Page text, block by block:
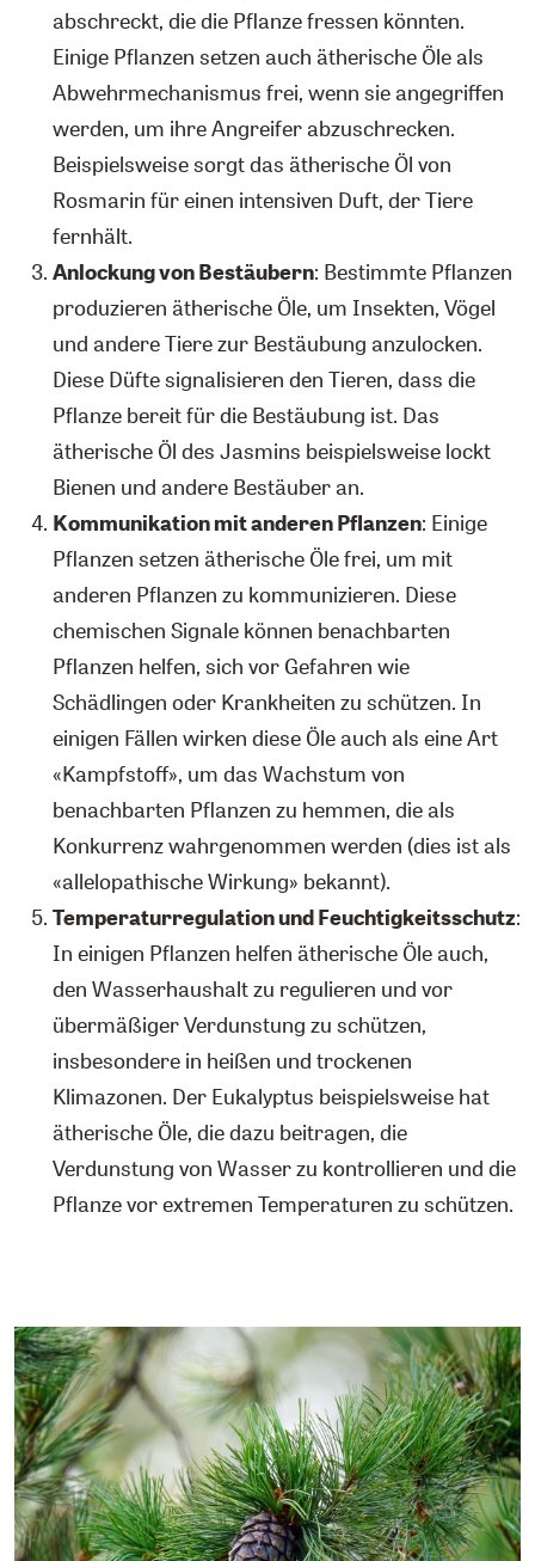
abschreckt, die die Pflanze fressen könnten.
Einige Pflanzen setzen auch ätherische Öle als
Abwehrmechanismus frei, wenn sie angegriffen
werden, um ihre Angreifer abzuschrecken.
Beispielsweise sorgt das ätherische Öl von
Rosmarin für einen intensiven Duft, der Tiere
fernhält.
Anlockung von Bestäubern: Bestimmte Pflanzen
produzieren ätherische Öle, um Insekten, Vögel
und andere Tiere zur Bestäubung anzulocken.
Diese Düfte signalisieren den Tieren, dass die
Pflanze bereit für die Bestäubung ist. Das
ätherische Öl des Jasmins beispielsweise lockt
Bienen und andere Bestäuber an.
Kommunikation mit anderen Pflanzen: Einige
Pflanzen setzen ätherische Öle frei, um mit
anderen Pflanzen zu kommunizieren. Diese
chemischen Signale können benachbarten
Pflanzen helfen, sich vor Gefahren wie
Schädlingen oder Krankheiten zu schützen. In
einigen Fällen wirken diese Öle auch als eine Art
«Kampfstoff», um das Wachstum von
benachbarten Pflanzen zu hemmen, die als
Konkurrenz wahrgenommen werden (dies ist als
«allelopathische Wirkung» bekannt).
Temperaturregulation und Feuchtigkeitsschutz:
In einigen Pflanzen helfen ätherische Öle auch,
den Wasserhaushalt zu regulieren und vor
übermäßiger Verdunstung zu schützen,
insbesondere in heißen und trockenen
Klimazonen. Der Eukalyptus beispielsweise hat
ätherische Öle, die dazu beitragen, die
Verdunstung von Wasser zu kontrollieren und die
Pflanze vor extremen Temperaturen zu schützen.